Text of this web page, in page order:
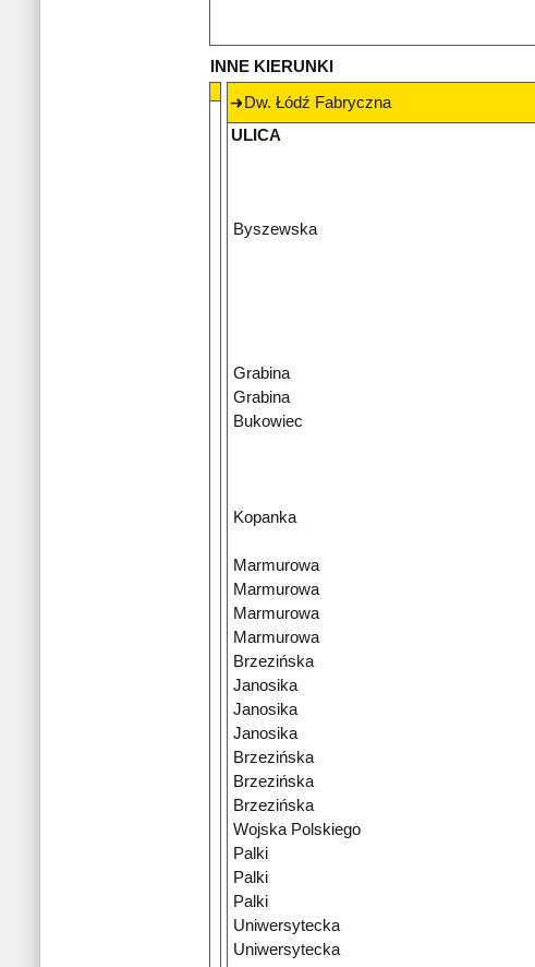
INNE KIERUNKI
Dw. Łódź Fabryczna
ULICA
Byszewska
Grabina
Grabina
Bukowiec
Kopanka
Marmurowa
Marmurowa
Marmurowa
Marmurowa
Brzezińska
Janosika
Janosika
Janosika
Brzezińska
Brzezińska
Brzezińska
Wojska Polskiego
Palki
Palki
Palki
Uniwersytecka
Uniwersytecka